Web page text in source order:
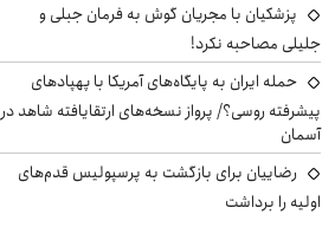
پزشکیان با مجریان گوش به فرمان جبلی و
جلیلی مصاحبه نکرد!
حمله ایران به پایگاه‌های آمریکا با پهپادهای
پیشرفته روسی؟/ پرواز نسخه‌های ارتقایافته شاهد در
آسمان
رضاییان برای بازگشت به پرسپولیس قدم‌های
اولیه را برداشت